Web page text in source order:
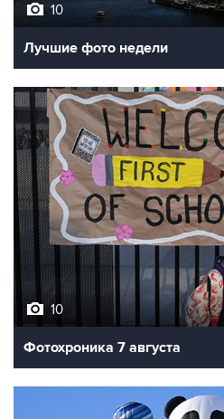
10
Лучшие фото недели
10
Фотохроника 7 августа